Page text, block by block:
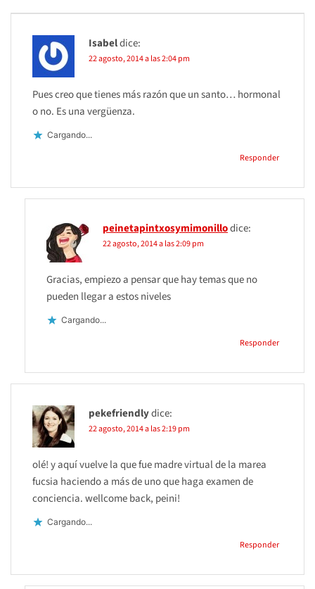
Isabeldice:
22 agosto, 2014 a las 2:04 pm
Pues creo que tienes más razón que un santo… hormonal
o no. Es una vergüenza.
Cargando...
Responder
peinetapintxosymimonillodice:
22 agosto, 2014 a las 2:09 pm
Gracias, empiezo a pensar que hay temas que no
pueden llegar a estos niveles
Cargando...
Responder
pekefriendlydice:
22 agosto, 2014 a las 2:19 pm
olé! y aquí vuelve la que fue madre virtual de la marea
fucsia haciendo a más de uno que haga examen de
conciencia. wellcome back, peini!
Cargando...
Responder